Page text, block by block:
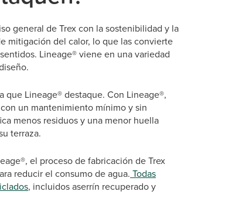
general de Trex con la sostenibilidad y la
mitigación del calor, lo que las convierte
Lineage® viene en una variedad
que Lineage® destaque. Con Lineage®,
un mantenimiento mínimo y sin
menos residuos y una menor huella
terraza.
el proceso de fabricación de Trex
reducir el consumo de agua. Todas
, incluidos aserrín recuperado y